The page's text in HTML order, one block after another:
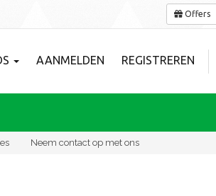
Offers
AANMELDEN REGISTREREN
Neem contact op met ons